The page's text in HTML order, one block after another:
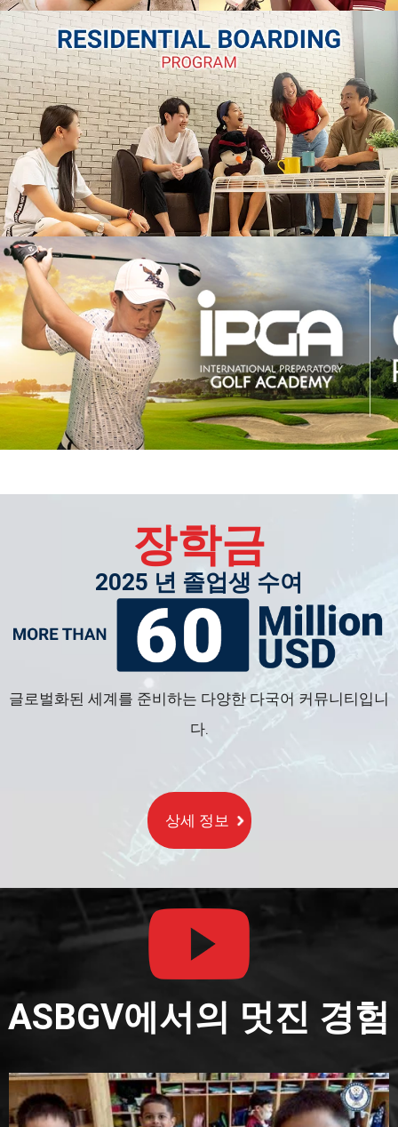
장학금
2025 년 졸업생 수여
글로벌화된 세계를 준비하는 다양한 다국어 커뮤니티입니
다.
상세 정보
ASBGV에서의 멋진 경험